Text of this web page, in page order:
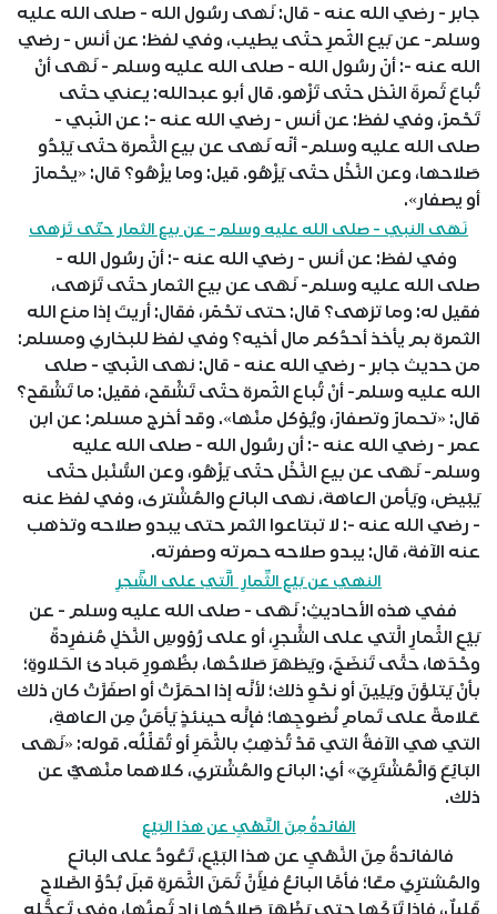
جابر - رضي الله عنه - قال: نَهى رسُول الله - صلى الله عليه
وسلم- عن بَيع الثّمرِ حتّى يطيب، وفي لفظ: عن أنس - رضي
الله عنه -: أنّ رسُول الله - صلى الله عليه وسلم - نَهَى أنْ
تُباعَ ثَمرةَ النّخل حتّى تَزْهو. قال أبو عبدالله: يعني حتّى
تَحْمرّ، وفي لفظ: عن أنس - رضي الله عنه -: عن النّبي -
صلى الله عليه وسلم- أنّه نَهى عن بيع الثَّمرة حتّى يَبْدُو
صَلاحها، وعن النَّخْل حتّى يَزْهُو. قيل: وما يزْهُو؟ قال: «يحْمارّ
أو يصفار».
نَهَى النبي - صلى الله عليه وسلم- عن بيع الثمار حتّى تَزهى
وفي لفظ: عن أنس - رضي الله عنه -: أنّ رسُول الله -
صلى الله عليه وسلم- نَهَى عن بيع الثمار حتّى تَزهى،
فقيل له: وما تزهى؟ قال: حتى تحْمّر، فقال: أريتَ إذا منع الله
الثمرة بم يأخذ أحدُكم مال أخيه؟ وفي لفظ للبخاري ومسلم:
من حديث جابر - رضي الله عنه - قال: نهى النّبيّ - صلى
الله عليه وسلم- أنْ تُباع الثّمرة حتّى تَشْقح، فقيل: ما تَشْقح؟
قال: «تحمارّ وتصفارّ، ويُؤكل منْها». وقد أخرج مسلم: عن ابن
عمر - رضي الله عنه -: أن رسُول الله - صلى الله عليه
وسلم- نَهَى عن بيع النَّخْل حتّى يَزْهُو، وعن السُّنْبل حتّى
يَبْيض، ويَأمن العاهة، نهى البائع والمُشْترى، وفي لفظ عنه
- رضي الله عنه -: لا تبتاعوا الثمر حتى يبدو صلاحه وتذهب
عنه الآفة، قال: يبدو صلاحه حمرته وصفرته.
النهي عن بَيْعِ الثِّمارِ الَّتي على الشَّجرِ
ففي هذه الأحاديثِ: نَهَى - صلى الله عليه وسلم - عن
بَيْعِ الثِّمارِ الَّتي على الشَّجرِ، أو على رُؤوسِ النَّخلِ مُنفرِدةً
وحْدَها، حتَّى تَنضَجَ، ويَظهَرَ صَلاحُها، بظُهورِ مَبادئِ الحَلاوةِ؛
بأنْ يَتلوَّنَ ويَلِينَ أو نحْوِ ذلك؛ لأنَّه إذا احمَرَّتْ أو اصفَرَّتْ كان ذلك
عَلامةً على تَمامِ نُضوجِها؛ فإنَّه حينئذٍ يَأمَنُ مِن العاهةِ،
التي هي الآفةُ التي قدْ تُذهِبُ بالثَّمَرِ أو تُقلِّلُه. قوله: «نَهَى
البَائِعَ وَالْمُشْتَرِيَ» أي: البائع والمُشْتري، كلاهما منْهيٌّ عن
ذلك.
الفائدةُ مِنَ النَّهْيِ عن هذا البَيْعِ
فالفائدةُ مِنَ النَّهْيِ عن هذا البَيْعِ، تَعُودُ على البائعِ
والمُشترِي معًا؛ فأمَّا البائعُ فلِأَنَّ ثَمَنَ الثَّمَرةِ قبلَ بُدُوِّ الصَّلاحِ